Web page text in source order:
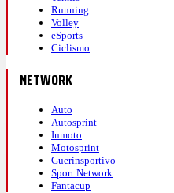
Running
Volley
eSports
Ciclismo
NETWORK
Auto
Autosprint
Inmoto
Motosprint
Guerinsportivo
Sport Network
Fantacup